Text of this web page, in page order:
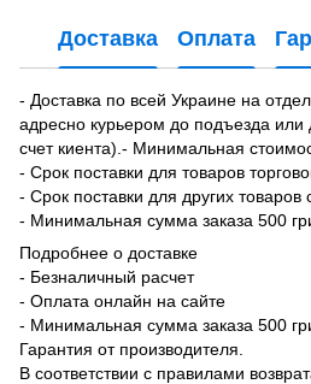
Доставка Оплата
- Доставка по всей Украине на
адресно курьером до подъезда или
счет киента).- Минимальная
- Срок поставки для товаров
- Срок поставки для других товаров
- Минимальная сумма заказа 500
Подробнее о доставке
- Безналичный расчет
- Оплата онлайн на сайте
- Минимальная сумма заказа 500
Гарантия от производителя.
В соответствии с правилами